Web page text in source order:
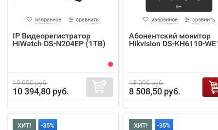
избранное сравнить
IP Видеорегистратор
HiWatch DS-N204EP (1TB)
19 990 руб.
10 394,80 руб.
избранное сравнить
Абонентский монитор
Hikvision DS-KH6110-
13 090 руб.
8 508,50 руб.
ХИТ! -35% ХИТ! -35%